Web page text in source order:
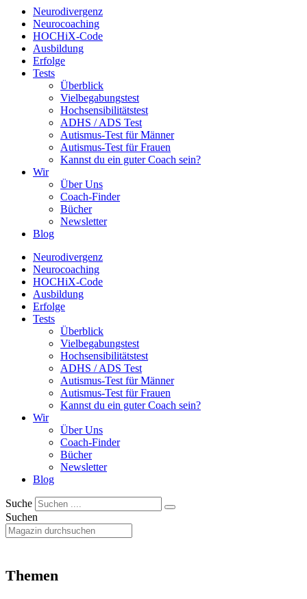
Neurodivergenz
Neurocoaching
HOCHiX-Code
Ausbildung
Erfolge
Tests
Überblick
Vielbegabungstest
Hochsensibilitätstest
ADHS / ADS Test
Autismus-Test für Männer
Autismus-Test für Frauen
Kannst du ein guter Coach sein?
Wir
Über Uns
Coach-Finder
Bücher
Newsletter
Blog
Neurodivergenz
Neurocoaching
HOCHiX-Code
Ausbildung
Erfolge
Tests
Überblick
Vielbegabungstest
Hochsensibilitätstest
ADHS / ADS Test
Autismus-Test für Männer
Autismus-Test für Frauen
Kannst du ein guter Coach sein?
Wir
Über Uns
Coach-Finder
Bücher
Newsletter
Blog
Suche
Suchen
Themen